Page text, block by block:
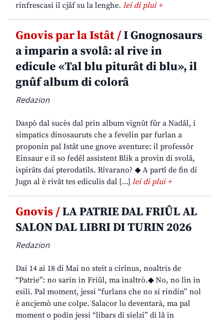
rinfrescasi il cjâf su la lenghe. lei di plui +
Gnovis par la Istât /I Gnognosaurs
a imparin a svolâ: al rive in
edicule «Tal blu piturât di blu», il
gnûf album di colorâ
Redazion
Daspò dal sucès dal prin album vignût fûr a Nadâl, i
simpatics dinosauruts che a fevelin par furlan a
proponin pal Istât une gnove aventure: il professôr
Einsaur e il so fedêl assistent Blik a provin di svolâ,
ispirâts dai pterodatils. Rivarano? ◆ A partî de fin di
Jugn al è rivât tes ediculis dal […] lei di plui +
Gnovis /LA PATRIE DAL FRIÛL AL
SALON DAL LIBRI DI TURIN 2026
Redazion
Dai 14 ai 18 di Mai no steit a cirînus, noaltris de
“Patrie”: no sarin in Friûl, ma inaltrò.◆ No, no lìn in
esili. Pal moment, jessi “furlans che no si rindin” nol
è ancjemò une colpe. Salacor lu deventarà, ma pal
moment o podin jessi “libars di sielzi” di lâ in